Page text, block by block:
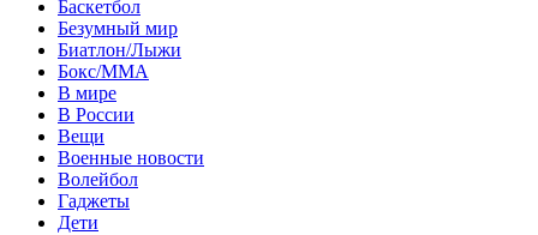
Баскетбол
Безумный мир
Биатлон/Лыжи
Бокс/MMA
В мире
В России
Вещи
Военные новости
Волейбол
Гаджеты
Дети